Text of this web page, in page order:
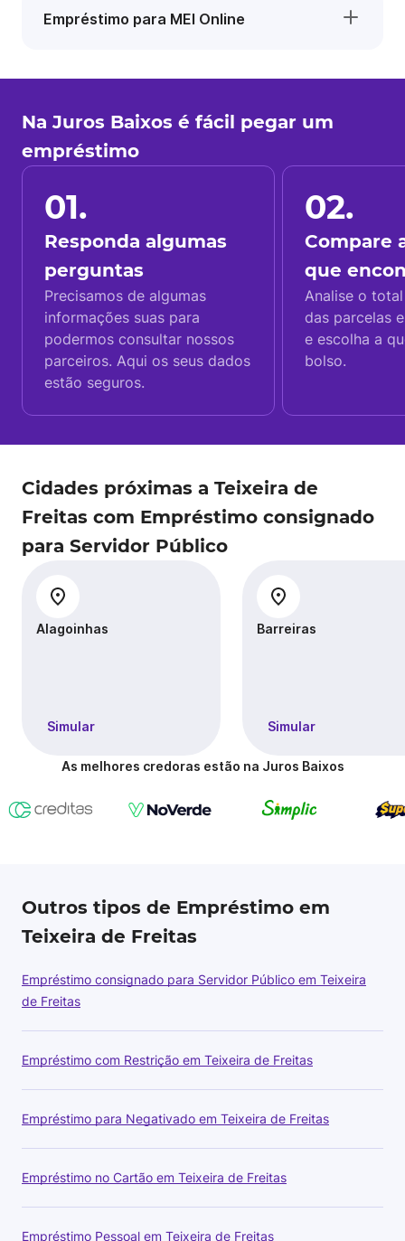
Empréstimo para MEI Online
Na Juros Baixos é fácil pegar um
empréstimo
01.
Responda algumas
perguntas
Precisamos de algumas
informações suas para
podermos consultar nossos
parceiros. Aqui os seus dados
estão seguros.
02.
Compare
que
Analise o
das parcelas
e escolha a
bolso.
Cidades próximas a Teixeira de
Freitas com Empréstimo consignado
para Servidor Público
Alagoinhas
Simular
Barreiras
Simular
As melhores credoras estão na Juros Baixos
Outros tipos de Empréstimo em
Teixeira de Freitas
Empréstimo consignado para Servidor Público em Teixeira
de Freitas
Empréstimo com Restrição em Teixeira de Freitas
Empréstimo para Negativado em Teixeira de Freitas
Empréstimo no Cartão em Teixeira de Freitas
Empréstimo Pessoal em Teixeira de Freitas